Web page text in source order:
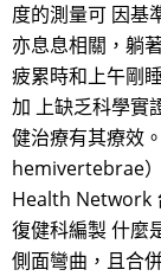
度的測量可 因基
亦息息相關，躺
疲累時和上午剛
加 上缺乏科學實
健治療有其療效
hemivertebrae
Health Network
復健科編製 什麼
側面彎曲，且合